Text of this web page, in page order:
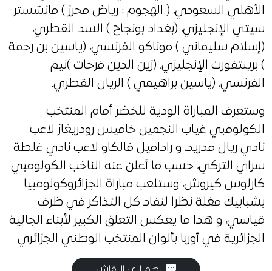
الأهلي السعودي، ( الهجوم : رياض محرز ) مانشستر
سيتي الإنجليزي، (بغداد بونجاح ) السد القطري،
(إسلام سليماني ) موناكو الفرنسي، (ياسين بن رحمة
) برينتفورت الإنجليزي، (زين الدين فرحات )نيم
الفرنسي، (ياسين براهيمي ) الريان القطري.
وستعرف المباراة الودية للخضر أمام المنتخب
الكولومبي غياب النجمين خاميس رودريغاز لاعب
نادي ريال مدريد، و راداميل فالكاو لاعب نادي غلطة
سراي التركي، حسب ما أعلن عنه الناخب الكولومبي
كارلوس كيروش، وستلعب مباراة الجزائروكولومبيا
بشبابيك مغلة نظرا لنفاد كل التذاكر في ظرف
قياسي، و هذا ما يعكس التعلق الكبير لأبناء الجالية
الجزائرية في أوربا بألوان المنتخب الوطني الجزائري